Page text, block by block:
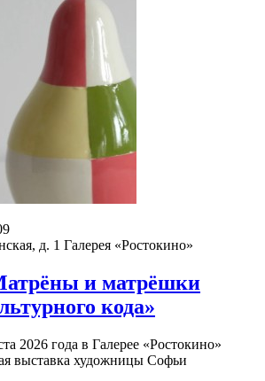
д. 1 Галерея «Ростокино»
и матрёшки
кода»
2026 года в Галерее «Ростокино»
выставка художницы Софьи